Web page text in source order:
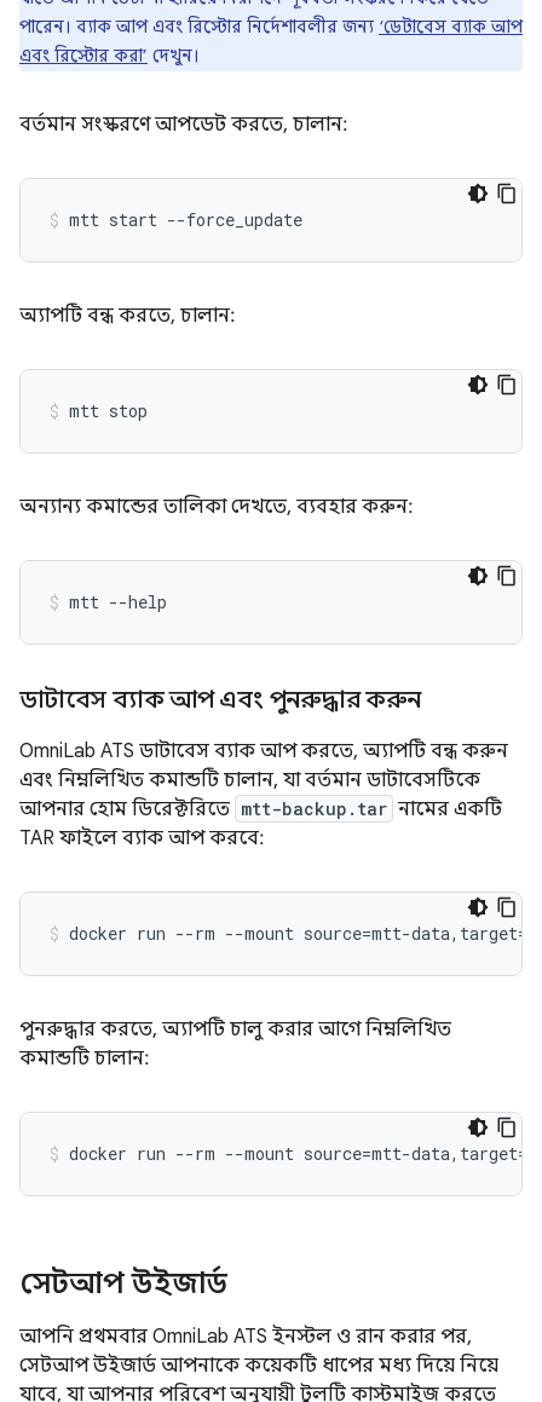
পারেন। ব্যাক আপ এবং রিস্টোর নির্দেশাবলীর জন্য ‘ডেটাবেস ব্যাক আপ
এবং রিস্টোর করা’ দেখুন।
বর্তমান সংস্করণে আপডেট করতে, চালান:
অ্যাপটি বন্ধ করতে, চালান:
অন্যান্য কমান্ডের তালিকা দেখতে, ব্যবহার করুন:
ডাটাবেস ব্যাক আপ এবং পুনরুদ্ধার করুন
OmniLab ATS ডাটাবেস ব্যাক আপ করতে, অ্যাপটি বন্ধ করুন
এবং নিম্নলিখিত কমান্ডটি চালান, যা বর্তমান ডাটাবেসটিকে
আপনার হোম ডিরেক্টরিতে mtt-backup.tar নামের একটি
TAR ফাইলে ব্যাক আপ করবে:
পুনরুদ্ধার করতে, অ্যাপটি চালু করার আগে নিম্নলিখিত
কমান্ডটি চালান:
সেটআপ উইজার্ড
আপনি প্রথমবার OmniLab ATS ইনস্টল ও রান করার পর,
সেটআপ উইজার্ড আপনাকে কয়েকটি ধাপের মধ্য দিয়ে নিয়ে
যাবে, যা আপনার পরিবেশ অনুযায়ী টুলটি কাস্টমাইজ করতে